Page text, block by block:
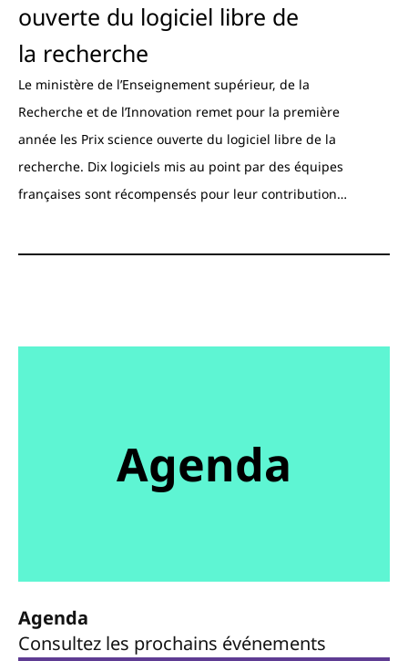
ouverte du logiciel libre de
la recherche
Le ministère de l’Enseignement supérieur, de la
Recherche et de l’Innovation remet pour la première
année les Prix science ouverte du logiciel libre de la
recherche. Dix logiciels mis au point par des équipes
françaises sont récompensés pour leur contribution…
Agenda
Agenda
Consultez les prochains événements